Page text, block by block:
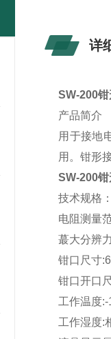
详
SW-200
产品简介
用于接地
用。钳形
SW-200
技术规格
电阻测量
蕞大分辨
钳口尺寸
钳口开口
工作温度
工作湿度: